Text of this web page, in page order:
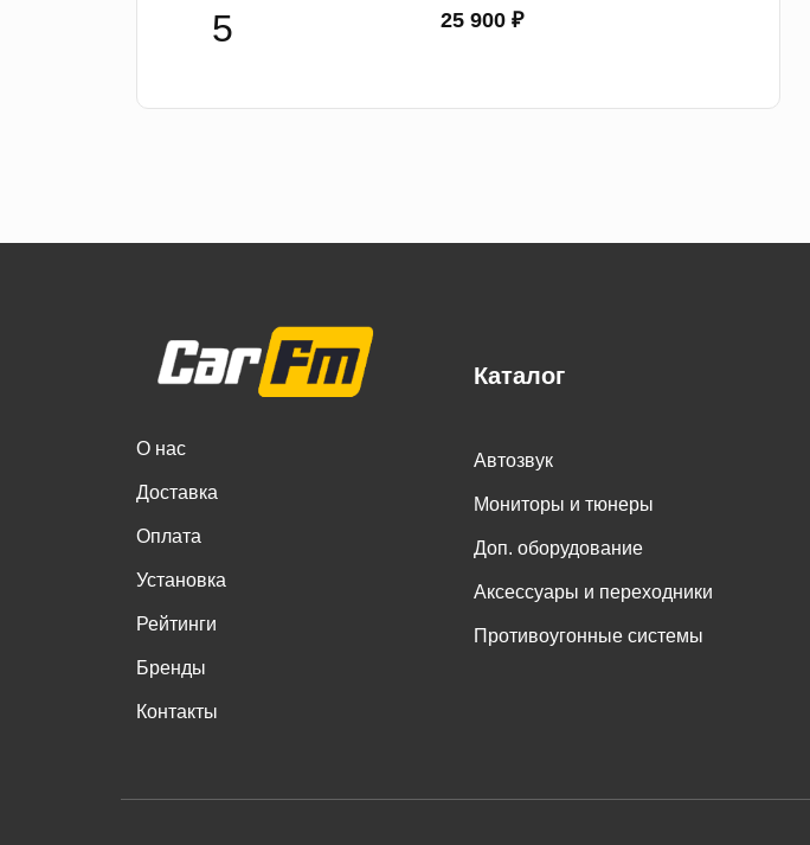
25 900 ₽
О нас
Доставка
Оплата
Установка
Рейтинги
Бренды
Контакты
Каталог
Автозвук
Мониторы и тюнеры
Доп. оборудование
Аксессуары и переходники
Противоугонные системы